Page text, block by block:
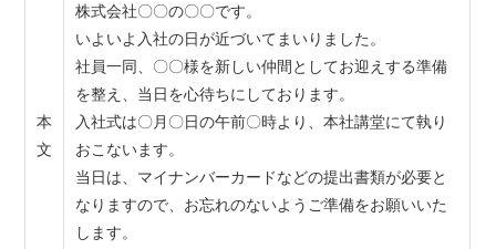
本
文
株式会社〇〇の〇〇です。
いよいよ入社の日が近づいてまいりました。
社員一同、〇〇様を新しい仲間としてお迎えする準備
を整え、当日を心待ちにしております。
入社式は〇月〇日の午前〇時より、本社講堂にて執り
おこないます。
当日は、マイナンバーカードなどの提出書類が必要と
なりますので、お忘れのないようご準備をお願いいた
します。